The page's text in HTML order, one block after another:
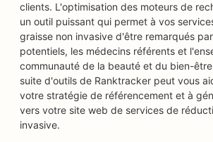
clients. L'optimisation des moteurs de
un outil puissant qui permet à vos
graisse non invasive d'être remarqués
potentiels, les médecins référents et
communauté de la beauté et du bien-
suite d'outils de Ranktracker peut vous
votre stratégie de référencement et à
vers votre site web de services de
invasive.